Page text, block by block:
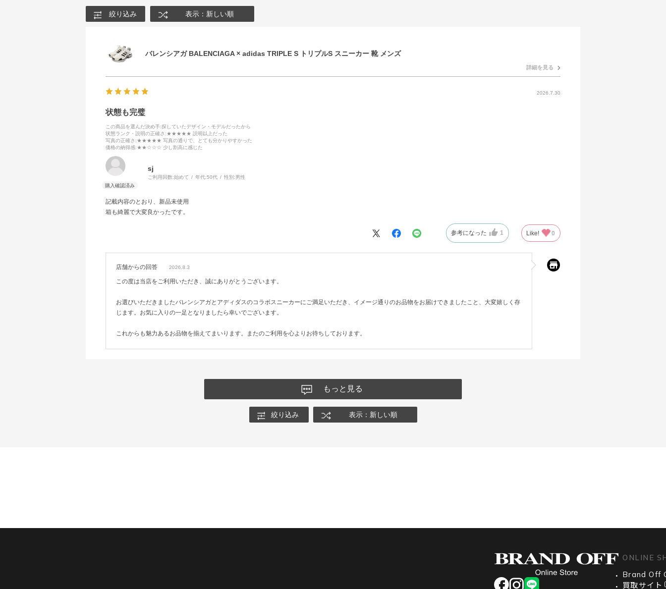
絞り込み 表示：新しい順
バレンシアガ BALENCIAGA × adidas TRIPLE S トリプルS スニーカー 靴 メンズ
詳細を見る
2026.7.30
状態も完璧
この商品を選んだ決め手:探していたデザイン・モデルだったから
状態ランク・説明の正確さ :★★★★★ 説明以上だった
写真の正確さ :★★★★★ 写真の通りで、とても分かりやすかった
価格の納得感:★★☆☆☆ 少し割高に感じた
sj
ご利用回数:始めて 年代:50代 性別:男性
記載内容のとおり、新品未使用
箱も綺麗で大変良かったです。
参考になった 1 Like! 0
店舗からの回答 2026.8.3
この度は当店をご利用いただき、誠にありがとうございます。
お選びいただきましたバレンシアガとアディダスのコラボスニーカーにご満足いただき、イメージ通りのお品物をお届けできましたこと、大変嬉しく存
じます。お気に入りの一足となりましたら幸いでございます。
これからも魅力あるお品物を揃えてまいります。またのご利用を心よりお待ちしております。
もっと見る
絞り込み 表示：新しい順
facebookinstagram
LINE
ONLINE
Brand Off
買取サイト